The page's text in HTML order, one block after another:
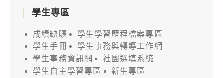
學生專區
成績缺曠
學生學習歷程檔案專區
學生手冊
學生事務與轉導工作網
學生事務資訊網
社團選填系統
學生自主學習專區
新生專區